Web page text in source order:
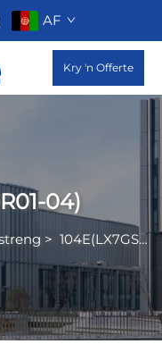
AF
Kry 'n Offerte
04)
> 104E(LX7GS00R01-04)